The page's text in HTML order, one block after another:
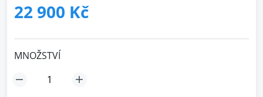
22 900 Kč
MNOŽSTVÍ